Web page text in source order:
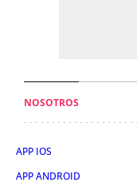
NOSOTROS
APP IOS
APP ANDROID